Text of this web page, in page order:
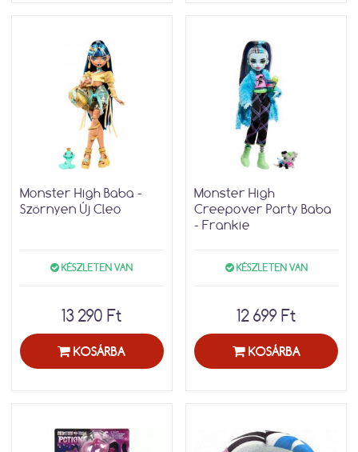
Monster High Baba -
Szörnyen Új Cleo
KÉSZLETEN VAN
13 290 Ft
KOSÁRBA
Monster High
Creepover Party Baba
- Frankie
KÉSZLETEN VAN
12 699 Ft
KOSÁRBA